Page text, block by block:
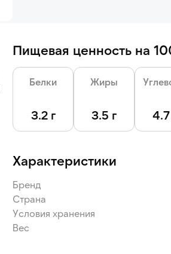
Пищевая ценность на
Белки
3.2 г
Жиры
3.5 г 4.7
Характеристики
Бренд
Страна
Условия хранения
Вес